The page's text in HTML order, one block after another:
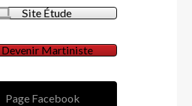
Site Étude
Devenir Martiniste
Page Facebook